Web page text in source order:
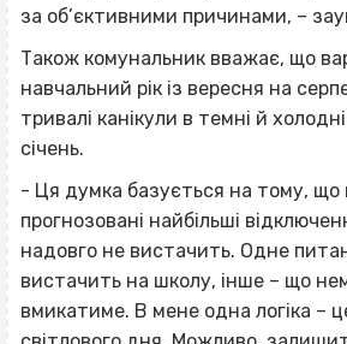
за об’єктивними причинами, –
Також комунальник вважає, що
навчальний рік із вересня на
тривалі канікули в темні й холодні
січень.
- Ця думка базується на тому, що в
прогнозовані найбільші
надовго не вистачить. Одне
вистачить на школу, інше – що
вмикатиме. В мене одна логіка –